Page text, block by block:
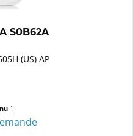
S0B62A
(US) AP
1